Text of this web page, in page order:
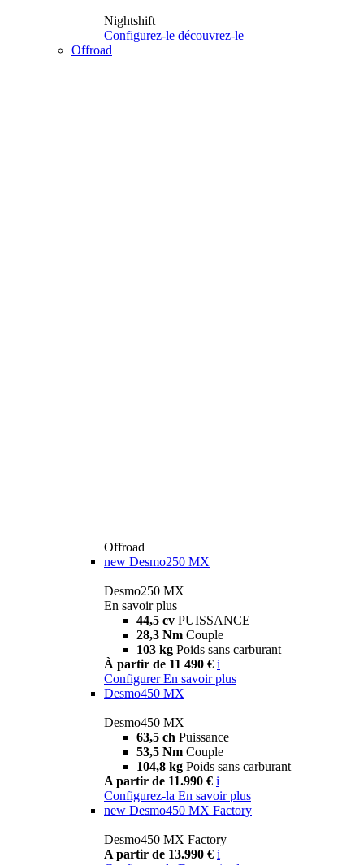
Nightshift
Configurez-le découvrez-le
Offroad
Offroad
new Desmo250 MX
Desmo250 MX
En savoir plus
44,5 cv PUISSANCE
28,3 Nm Couple
103 kg Poids sans carburant
À partir de 11 490 € i
Configurer En savoir plus
Desmo450 MX
Desmo450 MX
63,5 ch Puissance
53,5 Nm Couple
104,8 kg Poids sans carburant
A partir de 11.990 € i
Configurez-la En savoir plus
new Desmo450 MX Factory
Desmo450 MX Factory
A partir de 13.990 € i